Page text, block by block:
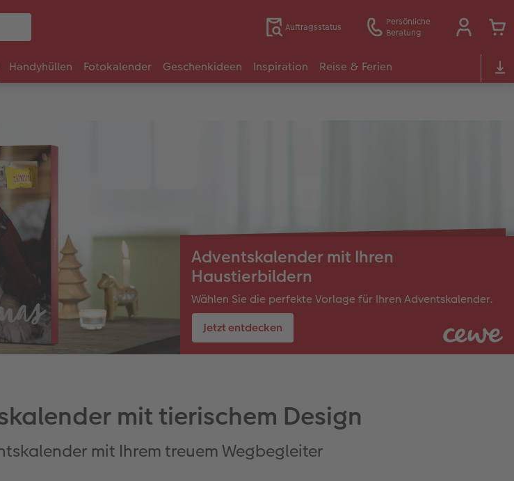
Auftragsstatus
Persönliche
Beratung
Handyhüllen Fotokalender Geschenkideen Inspiration Reise & Ferien
Adventskalender mit Ihren
Haustierbildern
Wählen Sie die perfekte Vorlage für Ihren Adventskalender.
Jetzt entdecken
mit tierischem Design
mit Ihrem treuem Wegbegleiter